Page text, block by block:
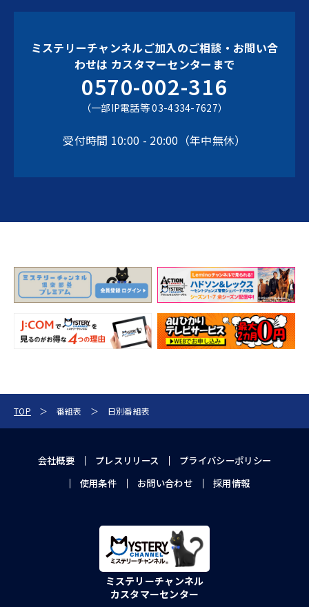
ミステリーチャンネルご加入のご相談・お問い合
わせは カスタマーセンターまで
0570-002-316
（一部IP電話等 03-4334-7627）
受付時間 10:00 - 20:00（年中無休）
TOP 番組表 日別番組表
会社概要 プレスリリース
プライバシーポリシー
使用条件
お問い合わせ 採用情報
ミステリーチャンネル
カスタマーセンター